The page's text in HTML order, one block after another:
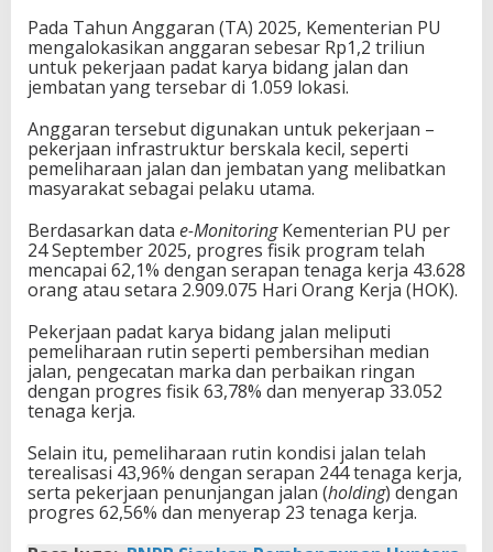
Pada Tahun Anggaran (TA) 2025, Kementerian PU
mengalokasikan anggaran sebesar Rp1,2 triliun
untuk pekerjaan padat karya bidang jalan dan
jembatan yang tersebar di 1.059 lokasi.
Anggaran tersebut digunakan untuk pekerjaan –
pekerjaan infrastruktur berskala kecil, seperti
pemeliharaan jalan dan jembatan yang melibatkan
masyarakat sebagai pelaku utama.
Berdasarkan data e-MonitoringKementerian PU per
24 September 2025, progres fisik program telah
mencapai 62,1% dengan serapan tenaga kerja 43.628
orang atau setara 2.909.075 Hari Orang Kerja (HOK).
Pekerjaan padat karya bidang jalan meliputi
pemeliharaan rutin seperti pembersihan median
jalan, pengecatan marka dan perbaikan ringan
dengan progres fisik 63,78% dan menyerap 33.052
tenaga kerja.
Selain itu, pemeliharaan rutin kondisi jalan telah
terealisasi 43,96% dengan serapan 244 tenaga kerja,
serta pekerjaan penunjangan jalan (holding) dengan
progres 62,56% dan menyerap 23 tenaga kerja.